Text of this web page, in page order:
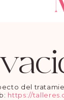
del
https://